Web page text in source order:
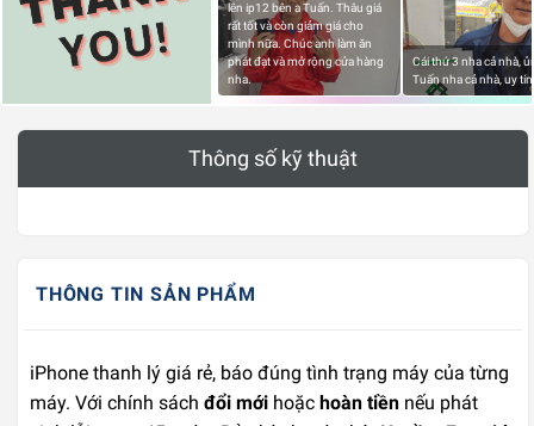
lên ip12 bên a Tuấn. Thâu giá
rất tốt và còn giảm giá cho
mình nữa. Chúc anh làm ăn
phát đạt và mở rộng cửa hàng
nha.
Cái thứ 3 nha cả nhà,
Tuấn nha cả nhà, uy
THÔNG TIN SẢN PHẨM
iPhone thanh lý giá rẻ, báo đúng tình trạng máy của từng
máy. Với chính sách đổi mới hoặc hoàn tiền nếu phát
Thông số kỹ thuật